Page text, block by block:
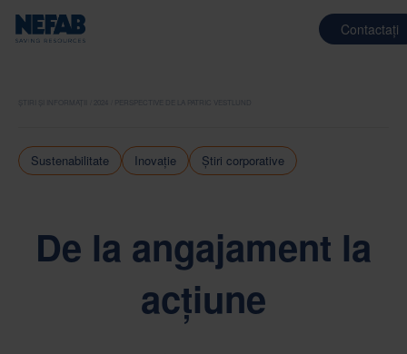
Contactați
ȘTIRI ȘI INFORMAȚII PERSPECTIVE DE LA PATRIC VESTLUND
Sustenabilitate Inovație Știri corporative
De la angajament la
acțiune